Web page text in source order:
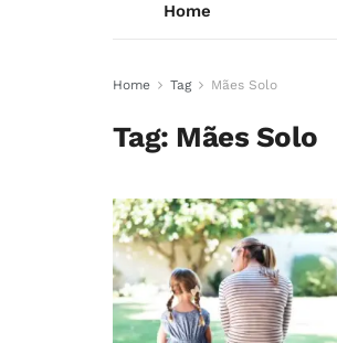
Home
Home Tag Mães Solo
Tag: Mães Solo